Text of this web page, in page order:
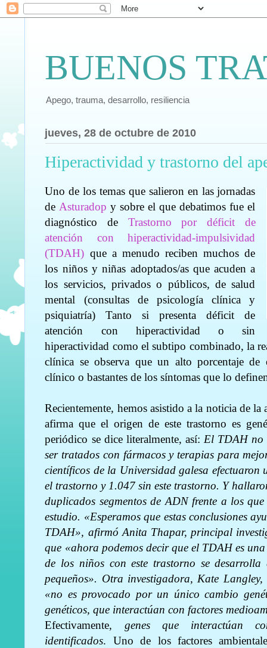
BUENOS
Apego, trauma, desarrollo, resiliencia
jueves, 28 de octubre de 2010
Hiperactividad y trastorno del
Uno de los temas que salieron en las jornadas
de Asturadop y sobre el que debatimos fue el
diagnóstico de Trastorno por déficit de
atención con hiperactividad-impulsividad
(TDAH) que a menudo reciben muchos de
los niños y niñas adoptados/as que acuden a
los servicios, privados o públicos, de salud
mental (consultas de psicología clínica y
psiquiatría) Tanto si presenta déficit de
atención con hiperactividad o sin
hiperactividad como el subtipo combinado, la
clínica se observa que un alto porcentaje de
clínico o bastantes de los síntomas que lo
Recientemente, hemos asistido a la noticia de
afirma que el origen de este trastorno es
periódico se dice literalmente, así: El TDAH no
ser tratados con fármacos y terapias para
científicos de la Universidad galesa efectuaron
el trastorno y 1.047 sin este trastorno. Y
duplicados segmentos de ADN frente a los
estudio. «Esperamos que estas conclusiones
TDAH», afirmó Anita Thapar, principal
que «ahora podemos decir que el TDAH es
de los niños con este trastorno se
pequeños». Otra investigadora, Kate
«no es provocado por un único cambio
genéticos, que interactúan con factores
Efectivamente, genes que interactúan
identificados. Uno de los factores